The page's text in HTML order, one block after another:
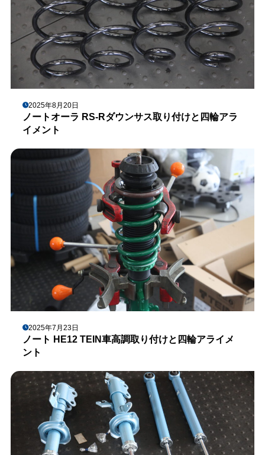
2025年8月20日
ノートオーラ RS-Rダウンサス取り付けと四輪アラ
イメント
2025年7月23日
ノート HE12 TEIN車高調取り付けと四輪アライメ
ント